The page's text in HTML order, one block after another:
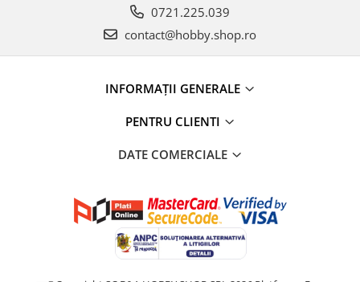
0721.225.039
contact@hobby.shop.ro
INFORMAŢII GENERALE
PENTRU CLIENTI
DATE COMERCIALE